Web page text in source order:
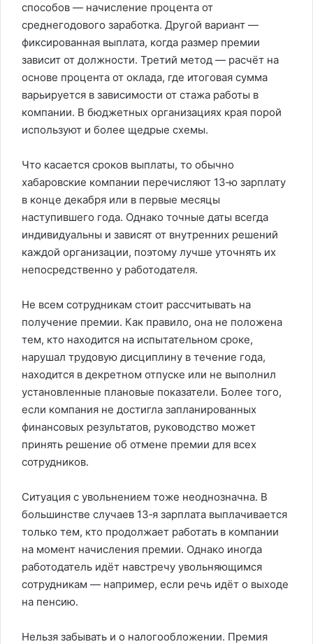
способов — начисление процента от
среднегодового заработка. Другой вариант —
фиксированная выплата, когда размер премии
зависит от должности. Третий метод — расчёт на
основе процента от оклада, где итоговая сумма
варьируется в зависимости от стажа работы в
компании. В бюджетных организациях края порой
используют и более щедрые схемы.
Что касается сроков выплаты, то обычно
хабаровские компании перечисляют 13‑ю зарплату
в конце декабря или в первые месяцы
наступившего года. Однако точные даты всегда
индивидуальны и зависят от внутренних решений
каждой организации, поэтому лучше уточнять их
непосредственно у работодателя.
Не всем сотрудникам стоит рассчитывать на
получение премии. Как правило, она не положена
тем, кто находится на испытательном сроке,
нарушал трудовую дисциплину в течение года,
находится в декретном отпуске или не выполнил
установленные плановые показатели. Более того,
если компания не достигла запланированных
финансовых результатов, руководство может
принять решение об отмене премии для всех
сотрудников.
Ситуация с увольнением тоже неоднозначна. В
большинстве случаев 13‑я зарплата выплачивается
только тем, кто продолжает работать в компании
на момент начисления премии. Однако иногда
работодатель идёт навстречу увольняющимся
сотрудникам — например, если речь идёт о выходе
на пенсию.
Нельзя забывать и о налогообложении. Премия